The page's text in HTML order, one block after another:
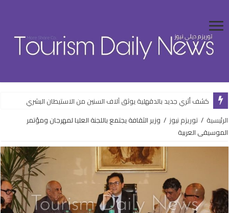
كشف أثري جديد بالدقهلية يوثق آلاف السنين من الاستيطان البشري
وزارة الإسكان تواصل طرح فرص استثمارية متنوعة من خلال المنصات الرقمية
الرئيسية / توريزم نيوز / وزير الثقافة يجتمع باللجنة العليا لمهرجان ومؤتمر
الموسيقى العربية